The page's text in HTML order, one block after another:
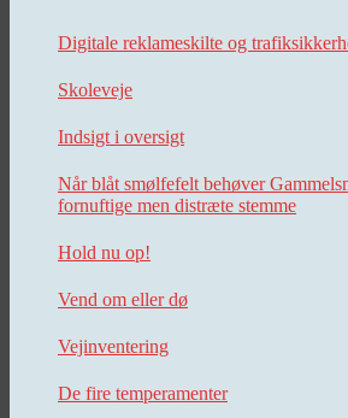
Digitale reklameskilte og
Skoleveje
Indsigt i oversigt
Når blåt smølfefelt behøver
fornuftige men distræte stemme
Hold nu op!
Vend om eller dø
Vejinventering
De fire temperamenter